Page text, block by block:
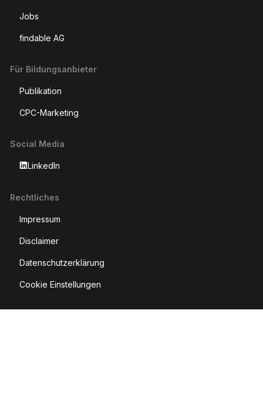
Jobs
findable AG
Für Bildungsanbieter
Publikation
CPC-Marketing
Social Media
LinkedIn
Rechtliches
Impressum
Disclaimer
Datenschutzerklärung
Cookie Einstellungen